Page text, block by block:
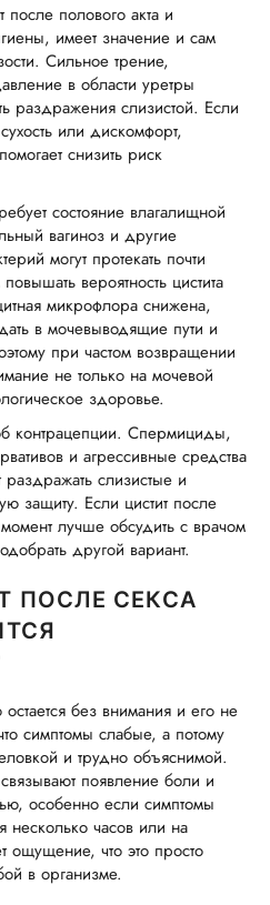
полового акта и
имеет значение и сам
Сильное трение,
в области уретры
раздражения слизистой. Если
или дискомфорт,
снизить риск
состояние влагалищной
вагиноз и другие
могут протекать почти
вероятность цистита
микрофлора снижена,
в мочевыводящие пути и
при частом возвращении
не только на мочевой
здоровье.
контрацепции. Спермициды,
и агрессивные средства
раздражать слизистые и
защиту. Если цистит после
момент лучше обсудить с врачом
другой вариант.
ПОСЛЕ СЕКСА
остается без внимания и его не
симптомы слабые, а потому
и трудно объяснимой.
появление боли и
особенно если симптомы
несколько часов или на
что это просто
в организме.